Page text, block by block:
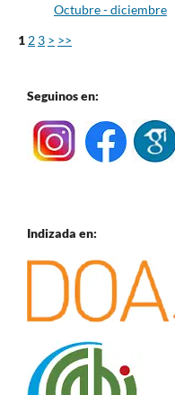
Octubre - diciembre
1 2 3 > >>
Seguinos en:
Indizada en: